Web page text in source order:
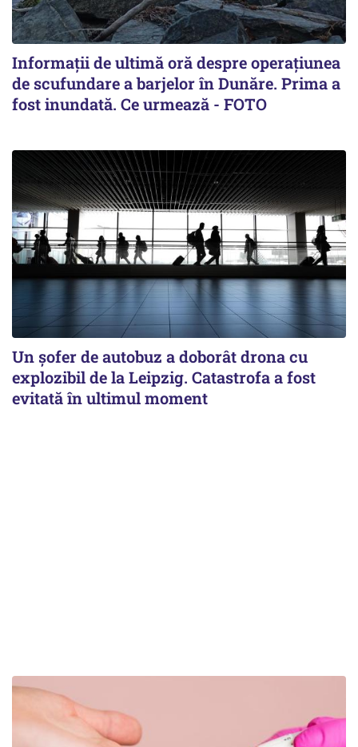
Informații de ultimă oră despre operațiunea
de scufundare a barjelor în Dunăre. Prima a
fost inundată. Ce urmează - FOTO
Un șofer de autobuz a doborât drona cu
explozibil de la Leipzig. Catastrofa a fost
evitată în ultimul moment